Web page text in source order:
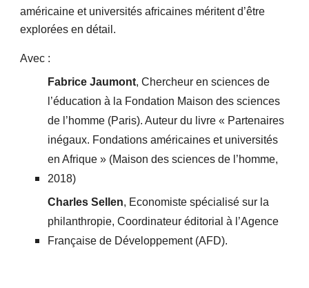
américaine et universités africaines méritent d’être
explorées en détail.
Avec :
Fabrice Jaumont, Chercheur en sciences de
l’éducation à la Fondation Maison des sciences
de l’homme (Paris). Auteur du livre « Partenaires
inégaux. Fondations américaines et universités
en Afrique » (Maison des sciences de l’homme,
2018)
Charles Sellen, Economiste spécialisé sur la
philanthropie, Coordinateur éditorial à l’Agence
Française de Développement (AFD).